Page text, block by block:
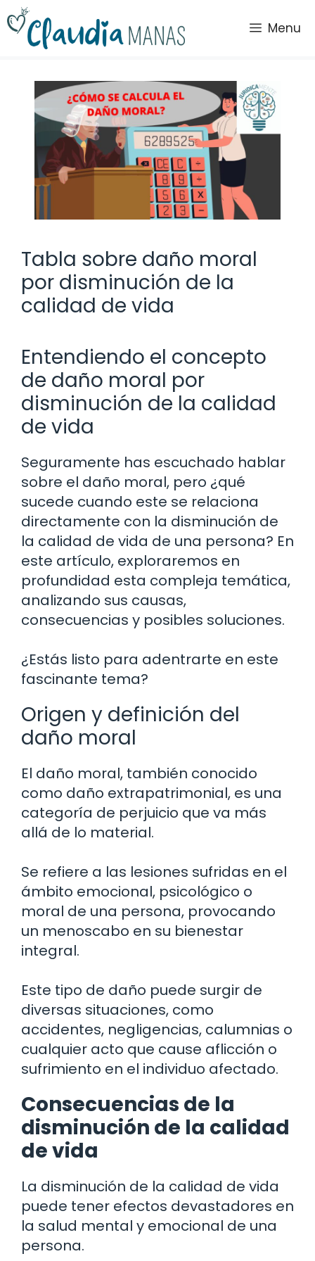
Saltar
al
contenido
Menu
Tabla sobre daño moral
por disminución de la
calidad de vida
Entendiendo el concepto
de daño moral por
disminución de la calidad
de vida
Seguramente has escuchado hablar
sobre el daño moral, pero ¿qué
sucede cuando este se relaciona
directamente con la disminución de
la calidad de vida de una persona? En
este artículo, exploraremos en
profundidad esta compleja temática,
analizando sus causas,
consecuencias y posibles soluciones.
¿Estás listo para adentrarte en este
fascinante tema?
Origen y definición del
daño moral
El daño moral, también conocido
como daño extrapatrimonial, es una
categoría de perjuicio que va más
allá de lo material.
Se refiere a las lesiones sufridas en el
ámbito emocional, psicológico o
moral de una persona, provocando
un menoscabo en su bienestar
integral.
Este tipo de daño puede surgir de
diversas situaciones, como
accidentes, negligencias, calumnias o
cualquier acto que cause aflicción o
sufrimiento en el individuo afectado.
Consecuencias de la
disminución de la calidad
de vida
La disminución de la calidad de vida
puede tener efectos devastadores en
la salud mental y emocional de una
persona.